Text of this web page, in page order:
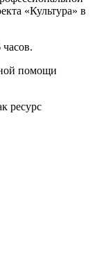
«Культура» в
помощи
ресурс